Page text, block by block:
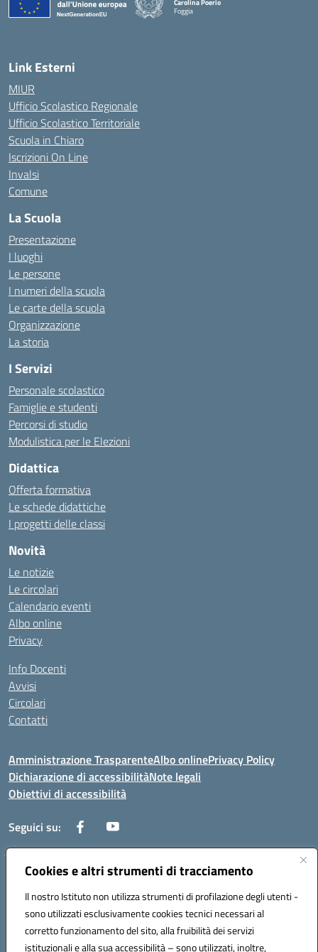
Cookies e altri strumenti di tracciamento
Il nostro Istituto non utilizza strumenti di profilazione degli utenti -
sono utilizzati esclusivamente cookies tecnici necessari al
corretto funzionamento del sito, alla fruibilità dei servizi
istituzionali e alla sua accessibilità – sono utilizzati, inoltre,
Carolina Poerio
Foggia
— Visita la pagina iniziale della scuola
Link Esterni
MIUR
Ufficio Scolastico Regionale
Ufficio Scolastico Territoriale
Scuola in Chiaro
Iscrizioni On Line
Invalsi
Comune
La Scuola
Presentazione
I luoghi
Le persone
I numeri della scuola
Le carte della scuola
Organizzazione
La storia
I Servizi
Personale scolastico
Famiglie e studenti
Percorsi di studio
Modulistica per le Elezioni
Didattica
Offerta formativa
Le schede didattiche
I progetti delle classi
Novità
Le notizie
Le circolari
Calendario eventi
Albo online
Privacy
Info Docenti
Avvisi
Circolari
Contatti
Amministrazione TrasparenteAlbo onlinePrivacy Policy
Dichiarazione di accessibilitàNote legali
Obiettivi di accessibilità
Seguici su:
Corso Roma, 1 71100 FOGGIA (FG)
Codice meccanografico: FGPM03000E
Mail: FGPM03000E@istruzione.it - PEC:
FGPM03000E@pec.istruzione.it